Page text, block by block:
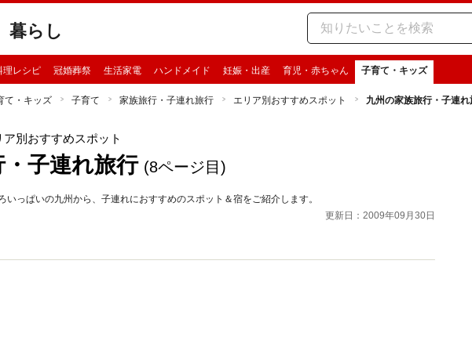
暮らし
理レシピ 冠婚葬祭 生活家電 ハンドメイド 妊娠・出産 育児・赤ちゃん 子育て・キッズ
て・キッズ 子育て 家族旅行・子連れ旅行 エリア別おすすめスポット 九州の家族旅行・子連れ
ア別おすすめスポット
子連れ旅行 (8ページ目)
っぱいの九州から、子連れにおすすめのスポット＆宿をご紹介します。
更新日：2009年09月30日